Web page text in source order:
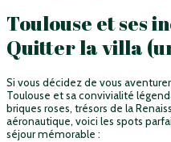
Toulouse et ses
Quitter la villa
Si vous décidez de vous
Toulouse et sa convivialité
briques roses, trésors de la
aéronautique, voici les spots
séjour mémorable :